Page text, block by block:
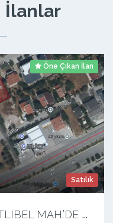
İlanlar
Öne Çıkan İlan
Satılık
İ
NCEK (ÖYSEKENT) AHLATLIBEL MAH.’DE 1824 CADDE ÜZERİ KÖŞE ÇİFT PARSEL ARSA